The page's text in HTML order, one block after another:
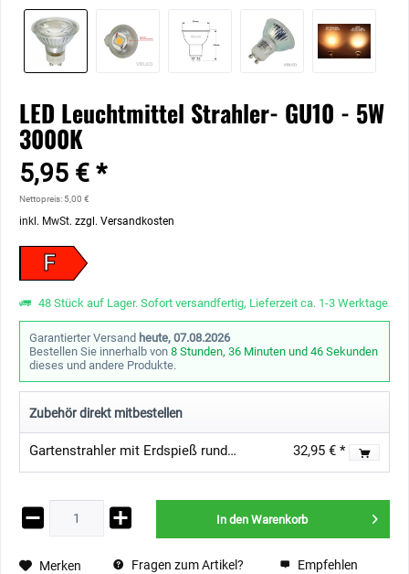
LED Leuchtmittel Strahler- GU10 - 5W
3000K
5,95 € *
Nettopreis: 5,00 €
inkl. MwSt. zzgl. Versandkosten
F
48 Stück auf Lager. Sofort versandfertig, Lieferzeit ca. 1-3 Werktage
Garantierter Versand heute, 07.08.2026
Bestellen Sie innerhalb von 8 Stunden, 36 Minuten und 45 Sekunden
dieses und andere Produkte.
Zubehör direkt mitbestellen
Gartenstrahler mit Erdspieß rund schwarz für GU10 Leuchtmittel 32,95 € *
In den Warenkorb
Merken Fragen zum Artikel? Empfehlen